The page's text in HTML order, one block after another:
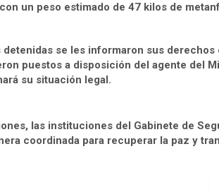
un peso estimado de 47 kilos de
detenidas se les informaron sus
puestos a disposición del agente del
su situación legal.
las instituciones del Gabinete de
coordinada para recuperar la paz y